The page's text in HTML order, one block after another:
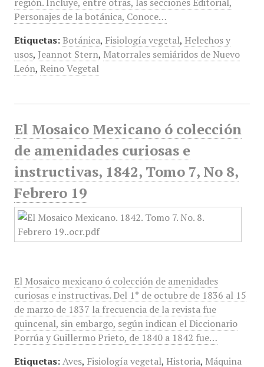
Personajes de la botánica, Conoce…
Etiquetas: Botánica, Fisiología vegetal, Helechos y
usos, Jeannot Stern, Matorrales semiáridos de Nuevo
León, Reino Vegetal
El Mosaico Mexicano ó colección
de amenidades curiosas e
instructivas, 1842, Tomo 7, No 8,
Febrero 19
El Mosaico mexicano ó colección de amenidades
curiosas e instructivas. Del 1° de octubre de 1836 al 15
de marzo de 1837 la frecuencia de la revista fue
quincenal, sin embargo, según indican el Diccionario
Porrúa y Guillermo Prieto, de 1840 a 1842 fue…
Etiquetas: Aves, Fisiología vegetal, Historia, Máquina